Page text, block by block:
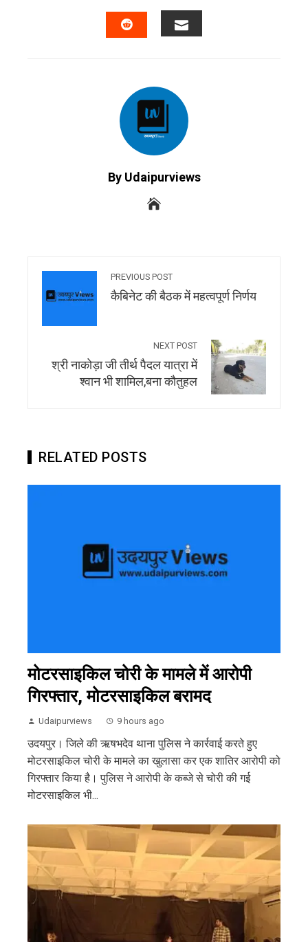
FACEBOOKTWITTERLINKEDIN
By Udaipurviews
PREVIOUS POST
कैबिनेट की बैठक में महत्वपूर्ण निर्णय
NEXT POST
श्री नाकोड़ा जी तीर्थ पैदल यात्रा में
श्वान भी शामिल,बना कौतुहल
RELATED POSTS
मोटरसाइकिल चोरी के मामले में आरोपी
गिरफ्तार, मोटरसाइकिल बरामद
Udaipurviews 9 hours ago
उदयपुर। जिले की ऋषभदेव थाना पुलिस ने कार्रवाई करते हुए
मोटरसाइकिल चोरी के मामले का खुलासा कर एक शातिर आरोपी को
गिरफ्तार किया है। पुलिस ने आरोपी के कब्जे से चोरी की गई
मोटरसाइकिल भी...